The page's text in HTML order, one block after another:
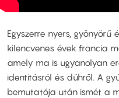
Egyszerre nyers,
kilencvenes évek francia
amely ma is ugyanolyan
identitásról és dühről. A
bemutatója után ismét a